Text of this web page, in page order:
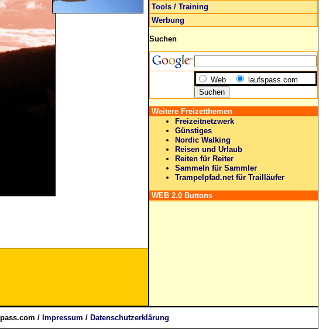
Tools / Training
Werbung
Suchen
Web laufspass.com
Weitere Freizetthemen
Freizeitnetzwerk
Günstiges
Nordic Walking
Reisen und Urlaub
Reiten für Reiter
Sammeln für Sammler
Trampelpfad.net für Trailläufer
WEB 2.0 Buttons
/ Impressum / Datenschutzerklärung